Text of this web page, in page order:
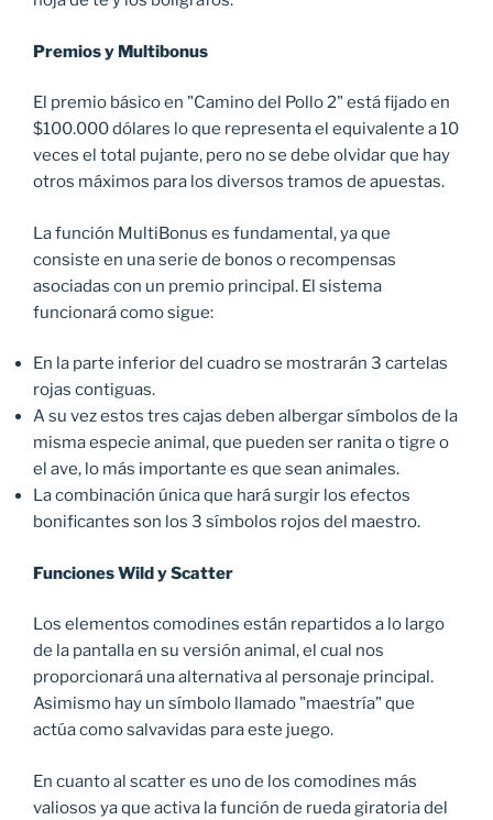
Premios y Multibonus
El premio básico en "Camino del Pollo 2" está fijado en
$100.000 dólares lo que representa el equivalente a 10
veces el total pujante, pero no se debe olvidar que hay
otros máximos para los diversos tramos de apuestas.
La función MultiBonus es fundamental, ya que
consiste en una serie de bonos o recompensas
asociadas con un premio principal. El sistema
funcionará como sigue:
En la parte inferior del cuadro se mostrarán 3 cartelas
rojas contiguas.
A su vez estos tres cajas deben albergar símbolos de la
misma especie animal, que pueden ser ranita o tigre o
el ave, lo más importante es que sean animales.
La combinación única que hará surgir los efectos
bonificantes son los 3 símbolos rojos del maestro.
Funciones Wild y Scatter
Los elementos comodines están repartidos a lo largo
de la pantalla en su versión animal, el cual nos
proporcionará una alternativa al personaje principal.
Asimismo hay un símbolo llamado "maestría" que
actúa como salvavidas para este juego.
En cuanto al scatter es uno de los comodines más
valiosos ya que activa la función de rueda giratoria del